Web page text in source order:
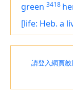
green 3418
[life: Heb. a
請登入網頁啟